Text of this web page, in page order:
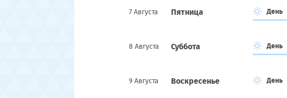
7 Августа Пятница День
8 Августа Суббота День
9 Августа Воскресенье День